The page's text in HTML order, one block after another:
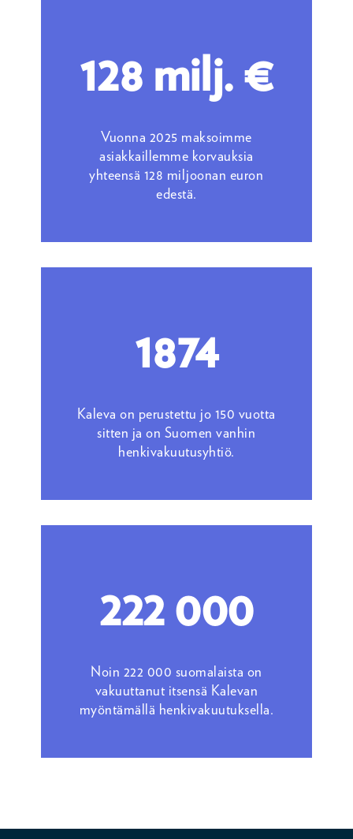
128 milj. €
Vuonna 2025 maksoimme
asiakkaillemme korvauksia
yhteensä 128 miljoonan euron
edestä.
1874
Kaleva on perustettu jo 150 vuotta
sitten ja on Suomen vanhin
henkivakuutusyhtiö.
222 000
Noin 222 000 suomalaista on
vakuuttanut itsensä Kalevan
myöntämällä henkivakuutuksella.